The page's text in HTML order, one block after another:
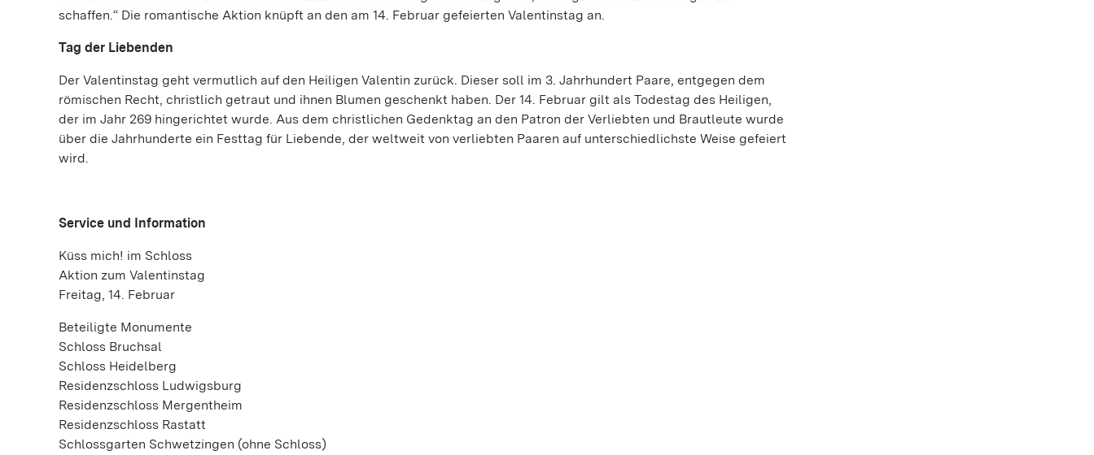
schaffen.“ Die romantische Aktion knüpft an den am 14. Februar gefeierten Valentinstag an.
Tag der Liebenden
Der Valentinstag geht vermutlich auf den Heiligen Valentin zurück. Dieser soll im 3. Jahrhundert Paare, entgegen dem
römischen Recht, christlich getraut und ihnen Blumen geschenkt haben. Der 14. Februar gilt als Todestag des Heiligen,
der im Jahr 269 hingerichtet wurde. Aus dem christlichen Gedenktag an den Patron der Verliebten und Brautleute wurde
über die Jahrhunderte ein Festtag für Liebende, der weltweit von verliebten Paaren auf unterschiedlichste Weise gefeiert
wird.
Service und Information
Küss mich! im Schloss
Aktion zum Valentinstag
Freitag, 14. Februar
Beteiligte Monumente
Schloss Bruchsal
Schloss Heidelberg
Residenzschloss Ludwigsburg
Residenzschloss Mergentheim
Residenzschloss Rastatt
Schlossgarten Schwetzingen (ohne Schloss)